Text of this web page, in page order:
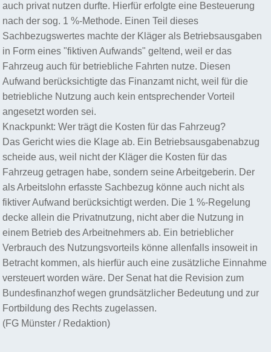
auch privat nutzen durfte. Hierfür erfolgte eine Besteuerung
nach der sog. 1 %-Methode. Einen Teil dieses
Sachbezugswertes machte der Kläger als Betriebsausgaben
in Form eines "fiktiven Aufwands" geltend, weil er das
Fahrzeug auch für betriebliche Fahrten nutze. Diesen
Aufwand berücksichtigte das Finanzamt nicht, weil für die
betriebliche Nutzung auch kein entsprechender Vorteil
angesetzt worden sei.
Knackpunkt: Wer trägt die Kosten für das Fahrzeug?
Das Gericht wies die Klage ab. Ein Betriebsausgabenabzug
scheide aus, weil nicht der Kläger die Kosten für das
Fahrzeug getragen habe, sondern seine Arbeitgeberin. Der
als Arbeitslohn erfasste Sachbezug könne auch nicht als
fiktiver Aufwand berücksichtigt werden. Die 1 %-Regelung
decke allein die Privatnutzung, nicht aber die Nutzung in
einem Betrieb des Arbeitnehmers ab. Ein betrieblicher
Verbrauch des Nutzungsvorteils könne allenfalls insoweit in
Betracht kommen, als hierfür auch eine zusätzliche Einnahme
versteuert worden wäre. Der Senat hat die Revision zum
Bundesfinanzhof wegen grundsätzlicher Bedeutung und zur
Fortbildung des Rechts zugelassen.
(FG Münster / Redaktion)